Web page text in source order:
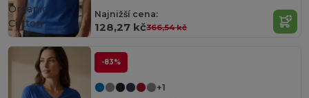
Najnižší cena:
128,27 kč366,54 kč
Organic
Cotton
-83%
+1